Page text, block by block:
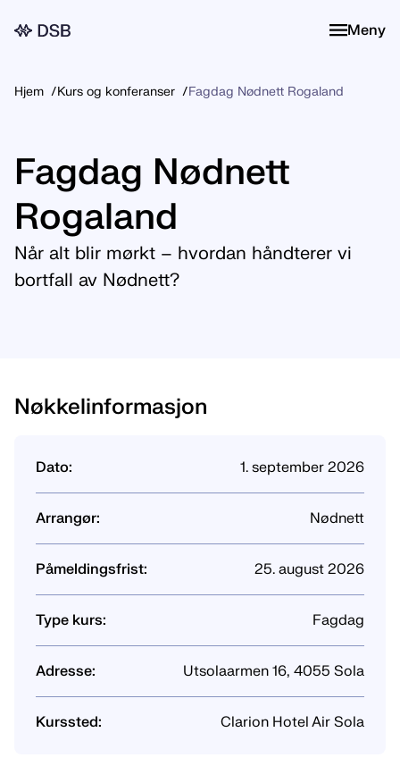
Meny
Meny
Hjem Kurs og konferanser Fagdag Nødnett Rogaland
Fagdag Nødnett
Rogaland
Når alt blir mørkt – hvordan håndterer vi
bortfall av Nødnett?
Nøkkelinformasjon
Dato: 1. september 2026
Arrangør: Nød­­nett
Påmeldingsfrist: 25. august 2026
Type kurs: Fagdag
Adresse: Utsolaarmen 16, 4055 Sola
Kurssted: Clarion Hotel Air Sola